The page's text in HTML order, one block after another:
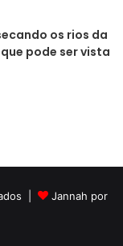
os rios da
pode ser vista
|
Jannah por